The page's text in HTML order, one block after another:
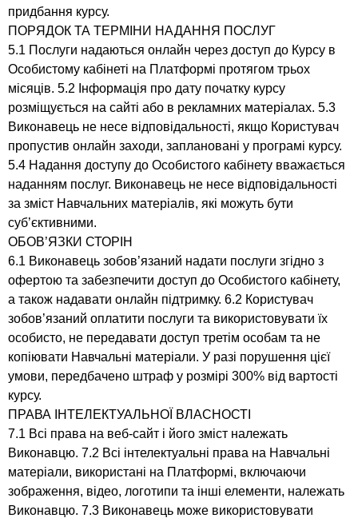
придбання курсу.
ПОРЯДОК ТА ТЕРМІНИ НАДАННЯ ПОСЛУГ
5.1 Послуги надаються онлайн через доступ до Курсу в
Особистому кабінеті на Платформі протягом трьох
місяців. 5.2 Інформація про дату початку курсу
розміщується на сайті або в рекламних матеріалах. 5.3
Виконавець не несе відповідальності, якщо Користувач
пропустив онлайн заходи, заплановані у програмі курсу.
5.4 Надання доступу до Особистого кабінету вважається
наданням послуг. Виконавець не несе відповідальності
за зміст Навчальних матеріалів, які можуть бути
суб’єктивними.
ОБОВ’ЯЗКИ СТОРІН
6.1 Виконавець зобов’язаний надати послуги згідно з
офертою та забезпечити доступ до Особистого кабінету,
а також надавати онлайн підтримку. 6.2 Користувач
зобов’язаний оплатити послуги та використовувати їх
особисто, не передавати доступ третім особам та не
копіювати Навчальні матеріали. У разі порушення цієї
умови, передбачено штраф у розмірі 300% від вартості
курсу.
ПРАВА ІНТЕЛЕКТУАЛЬНОЇ ВЛАСНОСТІ
7.1 Всі права на веб-сайт і його зміст належать
Виконавцю. 7.2 Всі інтелектуальні права на Навчальні
матеріали, використані на Платформі, включаючи
зображення, відео, логотипи та інші елементи, належать
Виконавцю. 7.3 Виконавець може використовувати